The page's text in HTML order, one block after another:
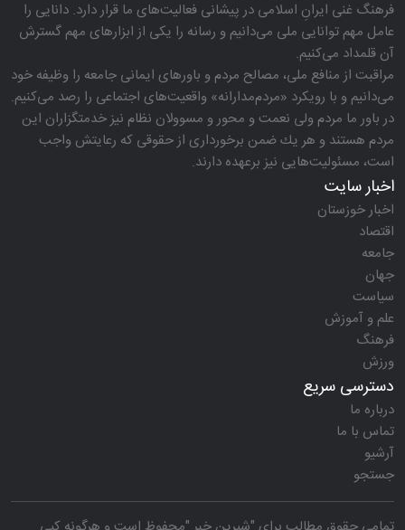
فرهنگ غنی ایرانِ اسلامی در پیشانی فعالیت‌های ما قرار دارد. دانایی را
عامل مهم توانایی ملی می‌دانیم و رسانه را یكی از ابزارهای مهم گسترش
آن قلمداد می‌كنیم.
مراقبت از منافع ملی، مصالح مردم و باورهای ایمانی جامعه را وظیفه خود
می‌دانیم و با رویكرد «مردم‌مدارانه‌» واقعیت‌های اجتماعی را رصد می‌كنیم.
در باور ما مردم ولی نعمت و محور و مسوولان نظام نیز خدمتگزاران این
مردم هستند و هر یك ضمن برخورداری از حقوقی كه رعایتش واجب
است، مسئولیت‌هایی نیز برعهده دارند.
اخبار سایت
اخبار خوزستان
اقتصاد
جامعه
جهان
سیاست
علم و آموزش
فرهنگ
ورزش
دسترسی سریع
درباره ما
تماس با ما
آرشیو
جستجو